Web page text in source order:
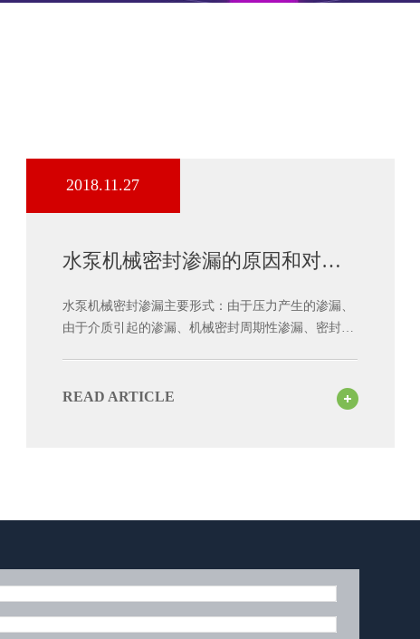
2018.11.27
水泵机械密封渗漏的原因和对策
水泵机械密封渗漏主要形式：由于压力产生的渗漏、
由于介质引起的渗漏、机械密封周期性渗漏、密封面
还存在设计、选择、安装等不够合理的地方。 水
READ ARTICLE